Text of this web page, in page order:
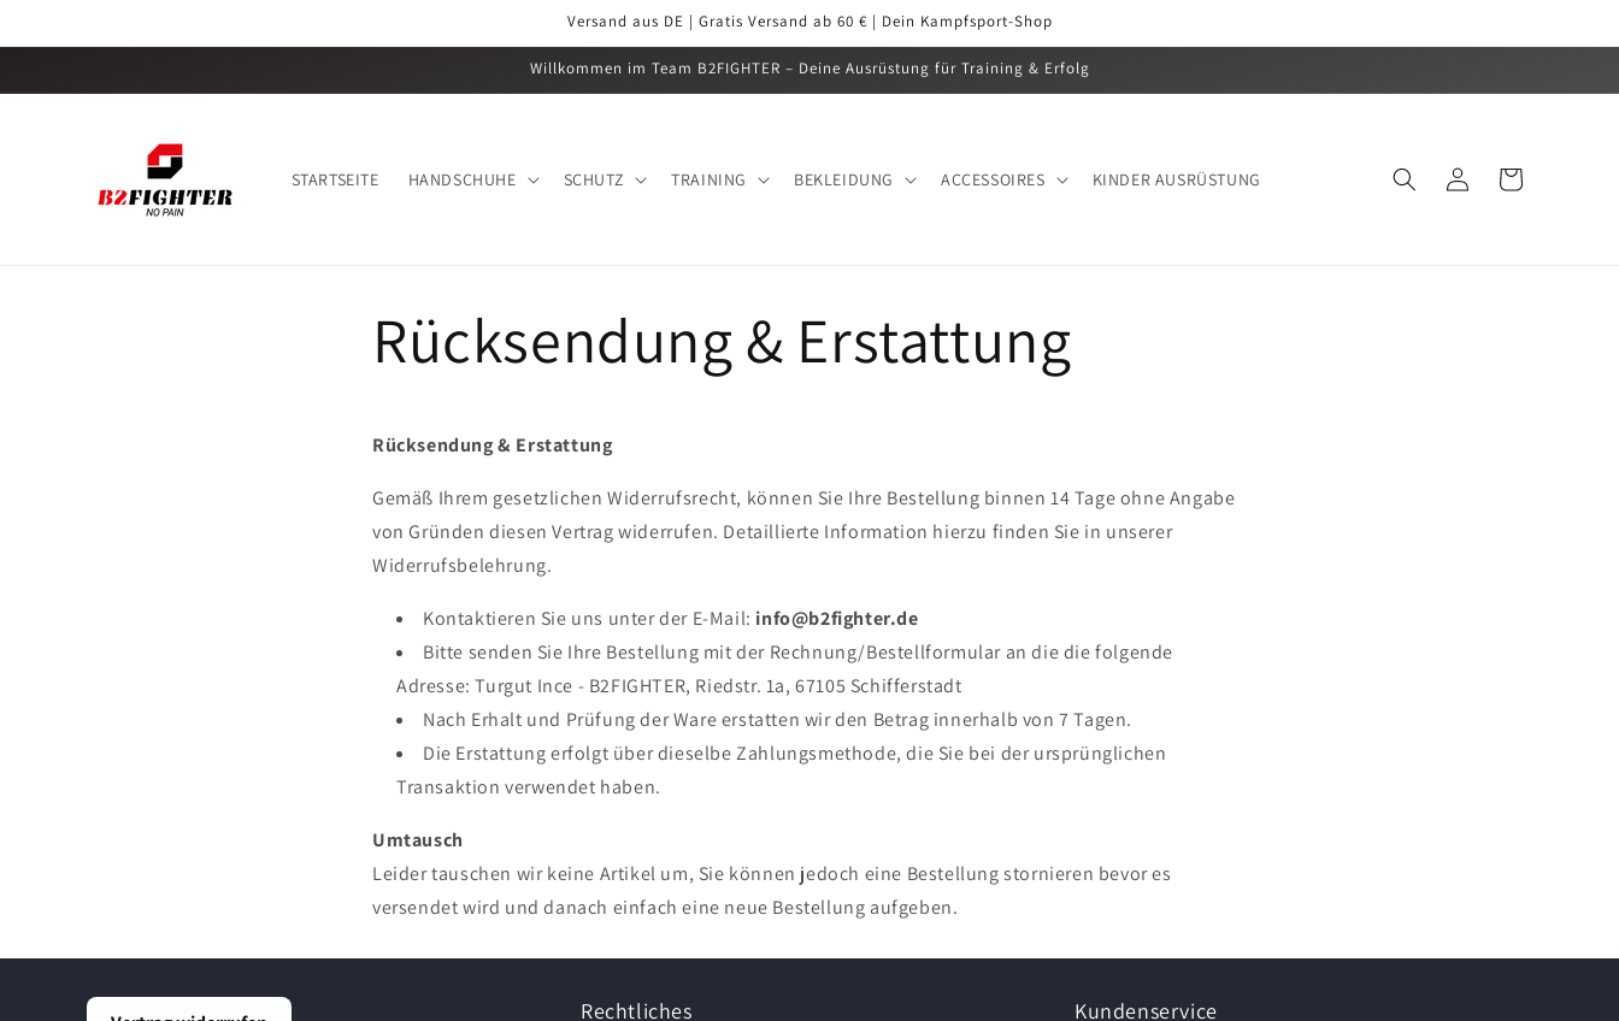
Inhalt
Versand aus DE | Gratis Versand ab 60 € | Dein Kampfsport-Shop
Willkommen im Team B2FIGHTER – Deine Ausrüstung für Training & Erfolg
STARTSEITE HANDSCHUHE SCHUTZ TRAINING BEKLEIDUNG ACCESSOIRES KINDER AUSRÜSTUNG EinloggenWarenkorb
Rücksendung & Erstattung
Rücksendung & Erstattung
Gemäß Ihrem gesetzlichen Widerrufsrecht, können Sie Ihre Bestellung binnen 14 Tage ohne Angabe
von Gründen diesen Vertrag widerrufen. Detaillierte Information hierzu finden Sie in unserer
Widerrufsbelehrung.
Kontaktieren Sie uns unter der E-Mail: info@b2fighter.de
Bitte senden Sie Ihre Bestellung mit der Rechnung/Bestellformular an die die folgende
Adresse: Turgut Ince - B2FIGHTER, Riedstr. 1a, 67105 Schifferstadt
Nach Erhalt und Prüfung der Ware erstatten wir den Betrag innerhalb von 7 Tagen.
Die Erstattung erfolgt über dieselbe Zahlungsmethode, die Sie bei der ursprünglichen
Transaktion verwendet haben.
Umtausch
Leider tauschen wir keine Artikel um, Sie können jedoch eine Bestellung stornieren bevor es
versendet wird und danach einfach eine neue Bestellung aufgeben.
Rechtliches Kundenservice